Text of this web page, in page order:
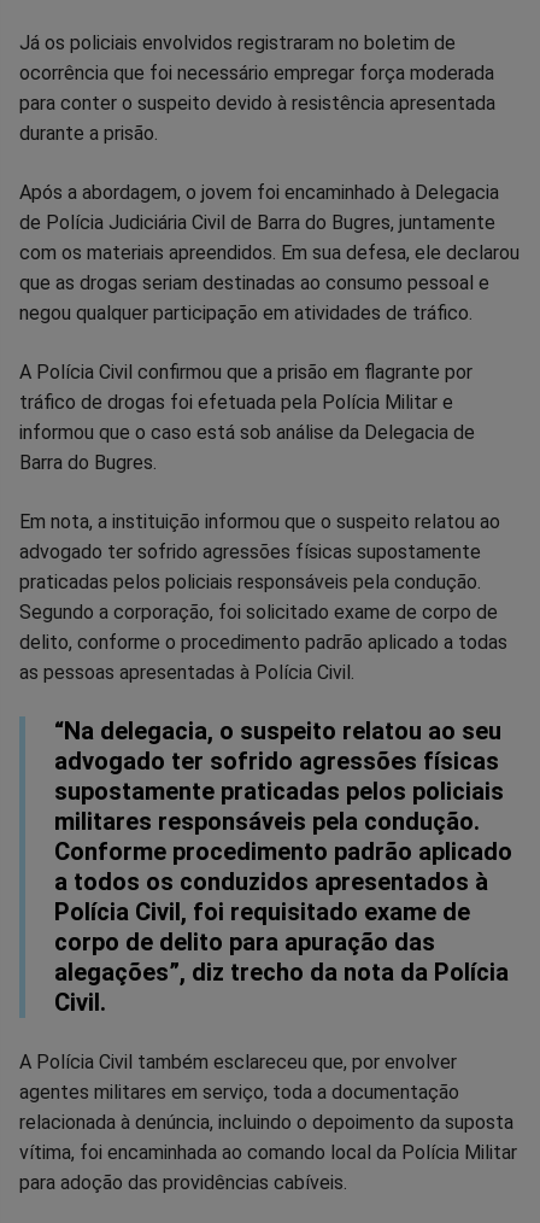
Já os policiais envolvidos registraram no boletim de
ocorrência que foi necessário empregar força moderada
para conter o suspeito devido à resistência apresentada
durante a prisão.
Após a abordagem, o jovem foi encaminhado à Delegacia
de Polícia Judiciária Civil de Barra do Bugres, juntamente
com os materiais apreendidos. Em sua defesa, ele declarou
que as drogas seriam destinadas ao consumo pessoal e
negou qualquer participação em atividades de tráfico.
A Polícia Civil confirmou que a prisão em flagrante por
tráfico de drogas foi efetuada pela Polícia Militar e
informou que o caso está sob análise da Delegacia de
Barra do Bugres.
Em nota, a instituição informou que o suspeito relatou ao
advogado ter sofrido agressões físicas supostamente
praticadas pelos policiais responsáveis pela condução.
Segundo a corporação, foi solicitado exame de corpo de
delito, conforme o procedimento padrão aplicado a todas
as pessoas apresentadas à Polícia Civil.
“Na delegacia, o suspeito relatou ao seu
advogado ter sofrido agressões físicas
supostamente praticadas pelos policiais
militares responsáveis pela condução.
Conforme procedimento padrão aplicado
a todos os conduzidos apresentados à
Polícia Civil, foi requisitado exame de
corpo de delito para apuração das
alegações”, diz trecho da nota da Polícia
Civil.
A Polícia Civil também esclareceu que, por envolver
agentes militares em serviço, toda a documentação
relacionada à denúncia, incluindo o depoimento da suposta
vítima, foi encaminhada ao comando local da Polícia Militar
para adoção das providências cabíveis.